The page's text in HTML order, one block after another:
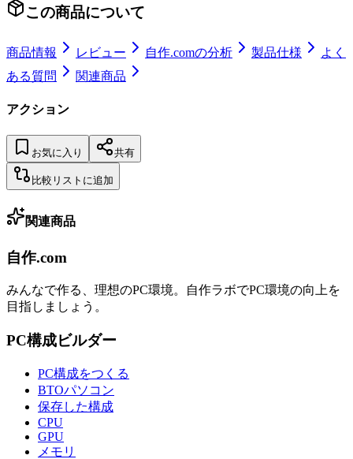
この商品について
商品情報 レビュー 自作.comの分析 製品仕様
よく
ある質問
関連商品
アクション
お気に入り 共有
比較リストに追加
関連商品
自作.com
みんなで作る、理想のPC環境。 自作ラボでPC環境の向上を
目指しましょう。
PC構成ビルダー
PC構成をつくる
BTOパソコン
保存した構成
CPU
GPU
メモリ